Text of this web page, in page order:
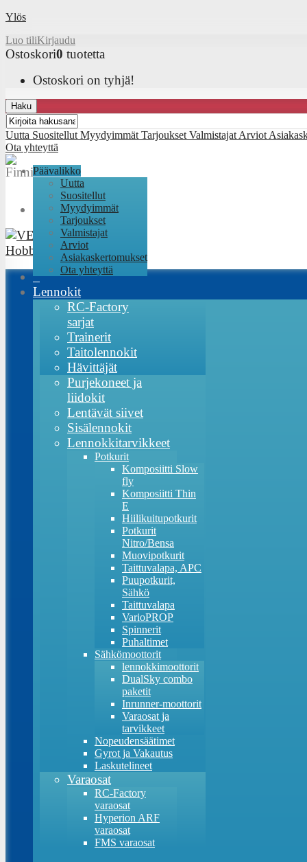
Ylös
Luo tiliKirjaudu
Ostoskori0 tuotetta
Ostoskori on tyhjä!
Haku
Uutta Suositellut Myydyimmät Tarjoukset Valmistajat Arviot
Ota yhteyttä
Päävalikko
Uutta
Suositellut
Myydyimmät
Tarjoukset
Valmistajat
Arviot
Asiakaskertomukset
Ota yhteyttä
Lennokit
RC-Factory
sarjat
Trainerit
Taitolennokit
Hävittäjät
Purjekoneet ja
liidokit
Lentävät siivet
Sisälennokit
Lennokkitarvikkeet
Potkurit
Komposiitti Slow
fly
Komposiitti Thin
E
Hiilikuitupotkurit
Potkurit
Nitro/Bensa
Muovipotkurit
Taittuvalapa, APC
Puupotkurit,
Sähkö
Taittuvalapa
VarioPROP
Spinnerit
Puhaltimet
Sähkömoottorit
lennokkimoottorit
DualSky combo
paketit
Inrunner-moottorit
Varaosat ja
tarvikkeet
Nopeudensäätimet
Gyrot ja Vakautus
Laskutelineet
Varaosat
RC-Factory
varaosat
Hyperion ARF
varaosat
FMS varaosat